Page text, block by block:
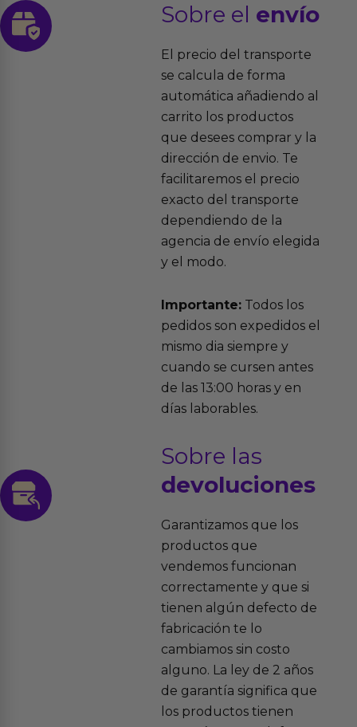
Sobre el envío
El precio del transporte
se calcula de forma
automática añadiendo al
carrito los productos
que desees comprar y la
dirección de envio. Te
facilitaremos el precio
exacto del transporte
dependiendo de la
agencia de envío elegida
y el modo.
Importante:Todos los
pedidos son expedidos el
mismo dia siempre y
cuando se cursen antes
de las 13:00 horas y en
días laborables.
Sobre las
devoluciones
Garantizamos que los
productos que
vendemos funcionan
correctamente y que si
tienen algún defecto de
fabricación te lo
cambiamos sin costo
alguno. La ley de 2 años
de garantía significa que
los productos tienen